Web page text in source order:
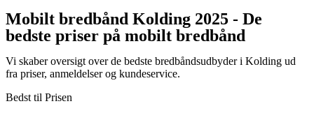
Mobilt bredbånd Kolding 2025 - De
bedste priser på mobilt bredbånd
Vi skaber oversigt over de bedste bredbåndsudbyder i Kolding ud
fra priser, anmeldelser og kundeservice.
Bedst til Prisen